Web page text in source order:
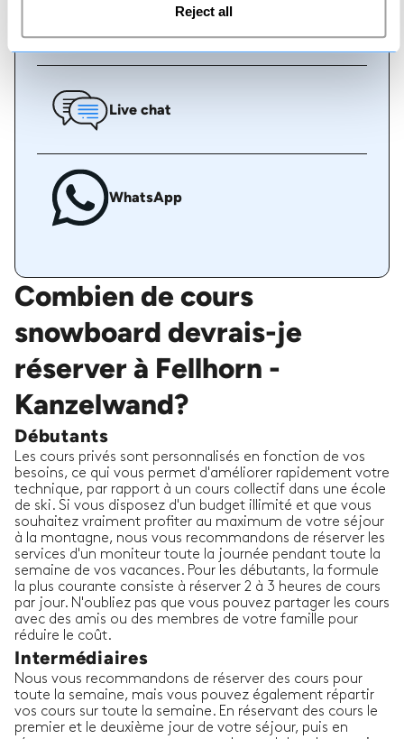
Reject all
Appelez-nous
Live chat
WhatsApp
Combien de cours
snowboard devrais-je
réserver à Fellhorn -
Kanzelwand?
Débutants
Les cours privés sont personnalisés en fonction de vos
besoins, ce qui vous permet d'améliorer rapidement votre
technique, par rapport à un cours collectif dans une école
de ski. Si vous disposez d'un budget illimité et que vous
souhaitez vraiment profiter au maximum de votre séjour
à la montagne, nous vous recommandons de réserver les
services d'un moniteur toute la journée pendant toute la
semaine de vos vacances. Pour les débutants, la formule
la plus courante consiste à réserver 2 à 3 heures de cours
par jour. N'oubliez pas que vous pouvez partager les cours
avec des amis ou des membres de votre famille pour
réduire le coût.
Intermédiaires
Nous vous recommandons de réserver des cours pour
toute la semaine, mais vous pouvez également répartir
vos cours sur toute la semaine. En réservant des cours le
premier et le deuxième jour de votre séjour, puis en